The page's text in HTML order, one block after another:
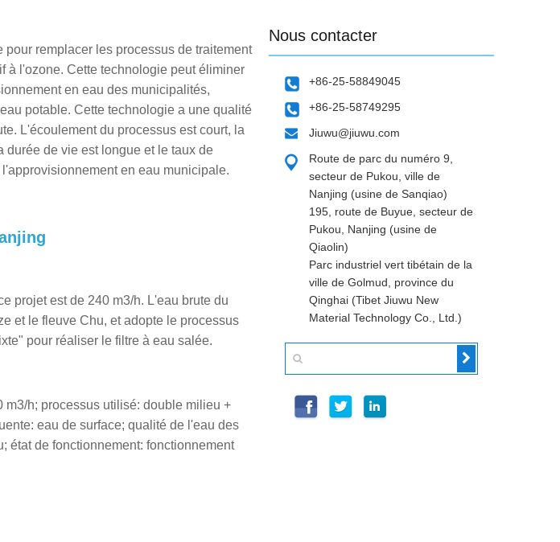
remplacer les processus de traitement
à l'ozone. Cette technologie peut éliminer
en eau des municipalités,
potable. Cette technologie a une qualité
L'écoulement du processus est court, la
de vie est longue et le taux de
en eau municipale.
projet est de 240 m3/h. L'eau brute du
et le fleuve Chu, et adopte le processus
pour réaliser le filtre à eau salée.
h; processus utilisé: double milieu +
eau de surface; qualité de l'eau des
état de fonctionnement: fonctionnement
Nous contacter
+86-25-58849045
+86-25-58749295
Jiuwu@jiuwu.com
Route de parc du numéro 9,
secteur de Pukou, ville de
Nanjing (usine de Sanqiao)
195, route de Buyue, secteur de
Pukou, Nanjing (usine de
Qiaolin)
Parc industriel vert tibétain de la
ville de Golmud, province du
Qinghai (Tibet Jiuwu New
Material Technology Co., Ltd.)